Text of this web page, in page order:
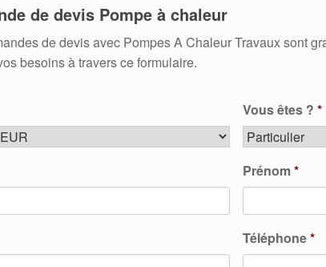
de devis Pompe à chaleur
de devis avec Pompes A Chaleur Travaux sont
besoins à travers ce formulaire.
Vous êtes ? *
Prénom*
Téléphone*